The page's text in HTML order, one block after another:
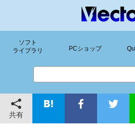
ソフト
ライブラリ
PCショップ
共有